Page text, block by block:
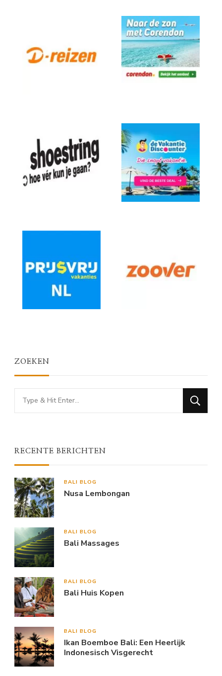
ZOEKEN
Looking
for
RECENTE BERICHTEN
BALI BLOG
Nusa Lembongan
BALI BLOG
Bali Massages
BALI BLOG
Bali Huis Kopen
BALI BLOG
Ikan Boemboe Bali: Een Heerlijk
Indonesisch Visgerecht